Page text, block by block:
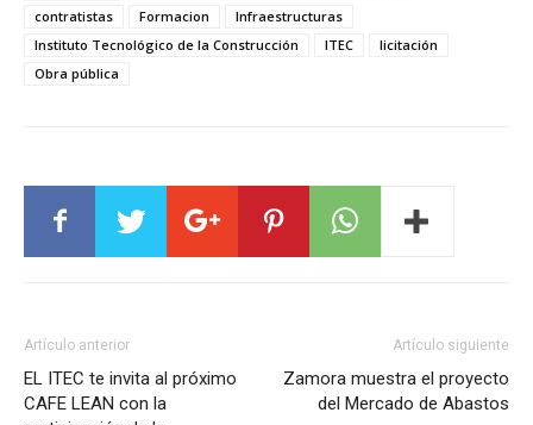
contratistas
Formacion
Infraestructuras
Instituto Tecnológico de la Construcción
ITEC
licitación
Obra pública
Artículo anterior
EL ITEC te invita al próximo
CAFE LEAN con la
Artículo siguiente
Zamora muestra el proyecto
del Mercado de Abastos